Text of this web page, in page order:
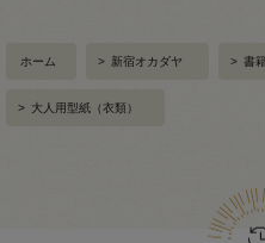
ホーム > 新宿オカダヤ > 書
> 大人用型紙（衣類）